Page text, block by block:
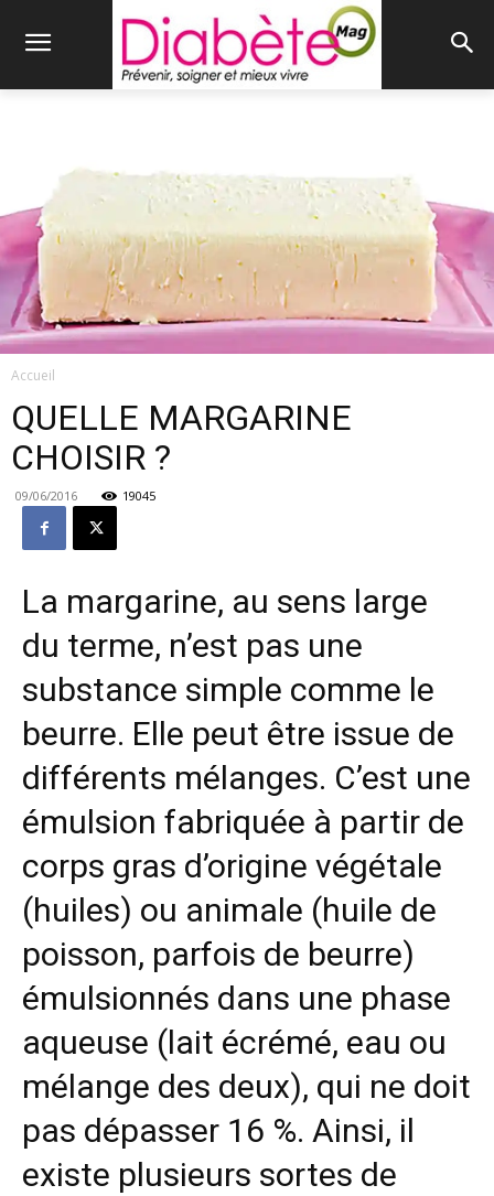
Accueil
QUELLE MARGARINE
CHOISIR ?
09/06/2016 19045
La margarine, au sens large
du terme, n’est pas une
substance simple comme le
beurre. Elle peut être issue de
différents mélanges. C’est une
émulsion fabriquée à partir de
corps gras d’origine végétale
(huiles) ou animale (huile de
poisson, parfois de beurre)
émulsionnés dans une phase
aqueuse (lait écrémé, eau ou
mélange des deux), qui ne doit
pas dépasser 16 %. Ainsi, il
existe plusieurs sortes de